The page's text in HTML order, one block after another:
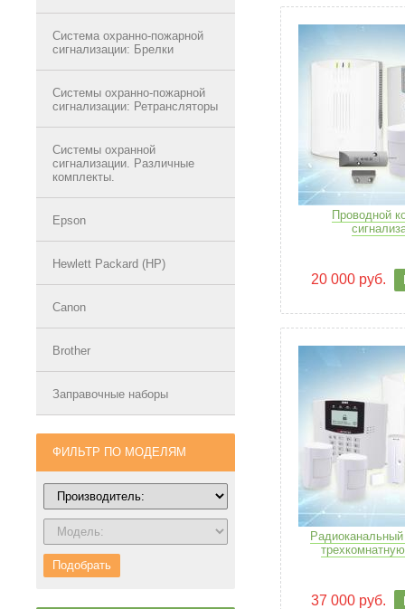
Система охранно-пожарной
сигнализации: Брелки
Системы охранно-пожарной
сигнализации: Ретрансляторы
Системы охранной
сигнализации. Различные
комплекты.
Epson
Hewlett Packard (HP)
Canon
Brother
Заправочные наборы
ФИЛЬТР ПО МОДЕЛЯМ
Подобрать
Проводной
20 000 руб.
37 000 руб.